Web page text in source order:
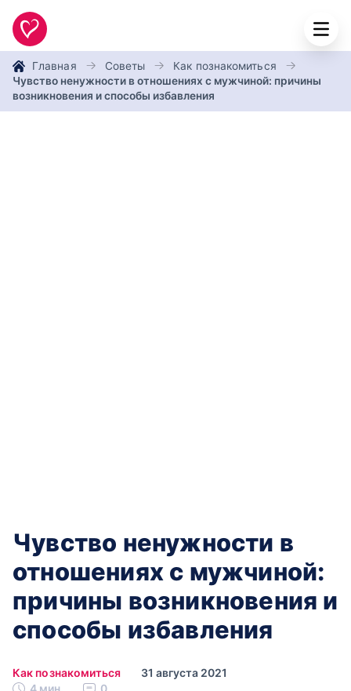
Главная Советы
Как познакомиться
Чувство ненужности в отношениях с мужчиной: причины
возникновения и способы избавления
Чувство ненужности в
отношениях с мужчиной:
причины возникновения и
способы избавления
Как познакомиться
31 августа 2021
4 мин.
0